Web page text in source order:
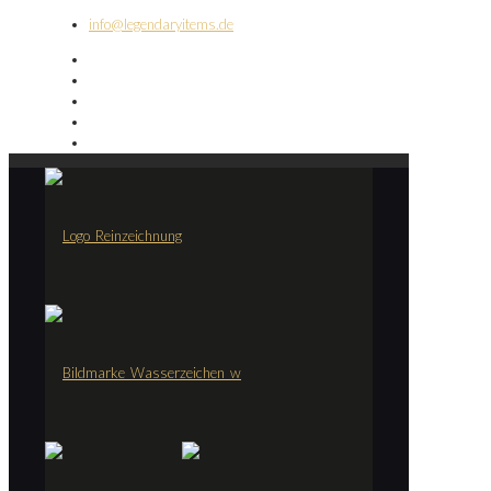
info@legendaryitems.de